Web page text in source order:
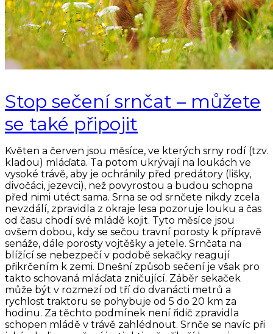
Stop sečení srnčat – můžete
se také připojit
Květen a červen jsou měsíce, ve kterých srny rodí (tzv.
kladou) mláďata. Ta potom ukrývají na loukách ve
vysoké trávě, aby je ochránily před predátory (lišky,
divočáci, jezevci), než povyrostou a budou schopna
před nimi utéct sama. Srna se od srnčete nikdy zcela
nevzdálí, zpravidla z okraje lesa pozoruje louku a čas
od času chodí své mládě kojit. Tyto měsíce jsou
ovšem dobou, kdy se sečou travní porosty k přípravě
senáže, dále porosty vojtěšky a jetele. Srnčata na
blížící se nebezpečí v podobě sekačky reagují
přikrčením k zemi. Dnešní způsob sečení je však pro
takto schovaná mláďata zničující. Záběr sekaček
může být v rozmezí od tří do dvanácti metrů a
rychlost traktoru se pohybuje od 5 do 20 km za
hodinu. Za těchto podmínek není řidič zpravidla
schopen mládě v trávě zahlédnout. Srnče se navíc při